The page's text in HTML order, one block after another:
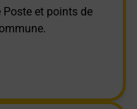
Poste et points de